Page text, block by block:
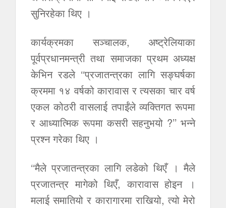
सुनिरहेका थिए ।
कार्यक्रमका सञ्चालक, अष्ट्रेलियाका
पूर्वप्रधानमन्त्री तथा समाजका प्रथम अध्यक्ष
केभिन रडले ‘‘प्रजातन्त्रका लागि सङ्घर्षका
क्रममा १४ वर्षको कारावास र त्यसका चार वर्ष
एकल कोठरी वासलाई तपाईंले व्यक्तिगत रूपमा
र आध्यात्मिक रूपमा कसरी सहनुभयो ?’’ भन्ने
प्रश्न गरेका थिए ।
‘‘मैले प्रजातन्त्रका लागि लडेको थिएँ । मैले
प्रजातन्त्र मागेको थिएँ, कारावास होइन ।
मलाई समातियो र कारागारमा राखियो, त्यो मेरो